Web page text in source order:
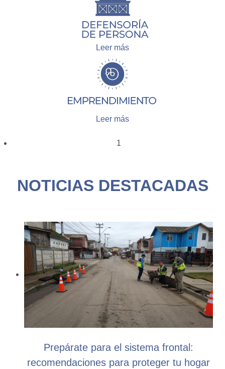
Leer más
Leer más
1
NOTICIAS DESTACADAS
Prepárate para el sistema frontal:
recomendaciones para proteger tu hogar